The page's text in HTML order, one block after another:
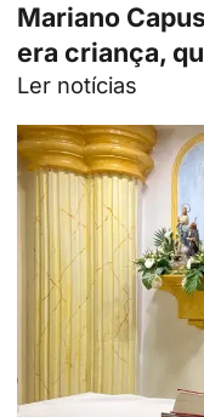
Mariano
era criança,
Ler notícias